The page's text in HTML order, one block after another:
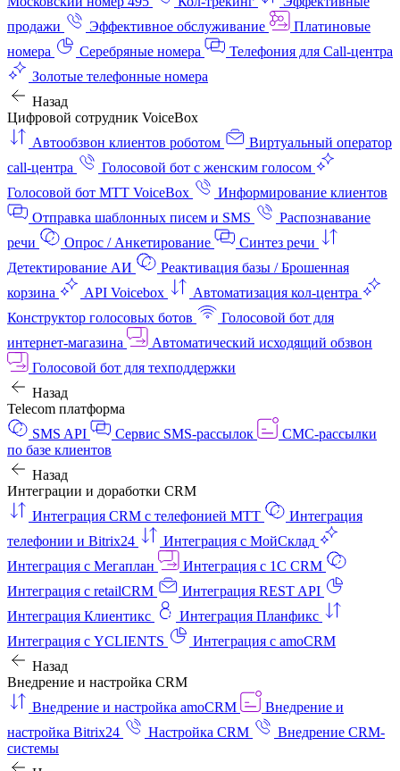
продажи
Эффективное обслуживание
Платиновые
номера
Серебряные номера
Телефония для Call-центра
Золотые телефонные номера
Назад
Цифровой сотрудник VoiceBox
Автообзвон клиентов роботом
Виртуальный оператор
call-центра
Голосовой бот с женским голосом
Голосовой бот МТТ VoiceBox
Информирование клиентов
Отправка шаблонных писем и SMS
Распознавание
речи
Опрос / Анкетирование
Синтез речи
Детектирование АИ
Реактивация базы / Брошенная
корзина
API Voicebox
Автоматизация кол‑центра
Конструктор голосовых ботов
Голосовой бот для
интернет‑магазина
Автоматический исходящий обзвон
Голосовой бот для техподдержки
Назад
Telecom платформа
SMS API
Сервис SMS-рассылок
СМС-рассылки
по базе клиентов
Назад
Интеграции и доработки CRM
Интеграция CRM с телефонией МТТ
Интеграция
телефонии и Bitrix24
Интеграция с МойСклад
Интеграция с Мегаплан
Интеграция с 1C CRM
Интеграция с retailCRM
Интеграция REST API
Интеграция Клиентикс
Интеграция Планфикс
Интеграция с YCLIENTS
Интеграция с amoCRM
Назад
Внедрение и настройка CRM
Внедрение и настройка amoCRM
Внедрение и
настройка Bitrix24
Настройка CRM
Внедрение CRM-
системы